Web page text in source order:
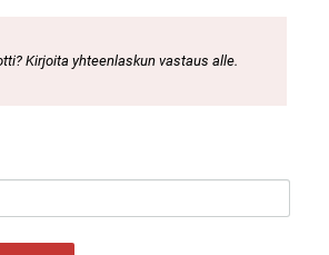
Kirjoita yhteenlaskun vastaus alle.